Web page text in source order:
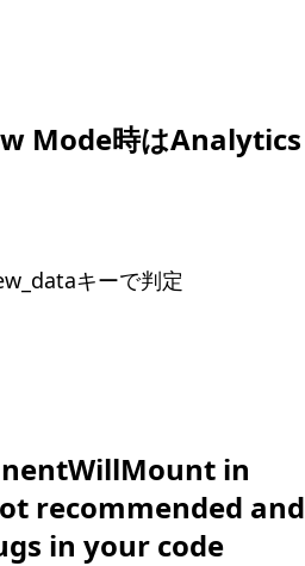
Mode時はAnalytics
キーで判定
in
recommended and
in your code